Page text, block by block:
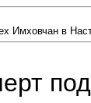
Имховчан в